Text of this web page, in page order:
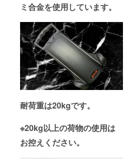
ミ合金を使用しています。
耐荷重は20kgです。
※20kg以上の荷物の使用は
お控えください。